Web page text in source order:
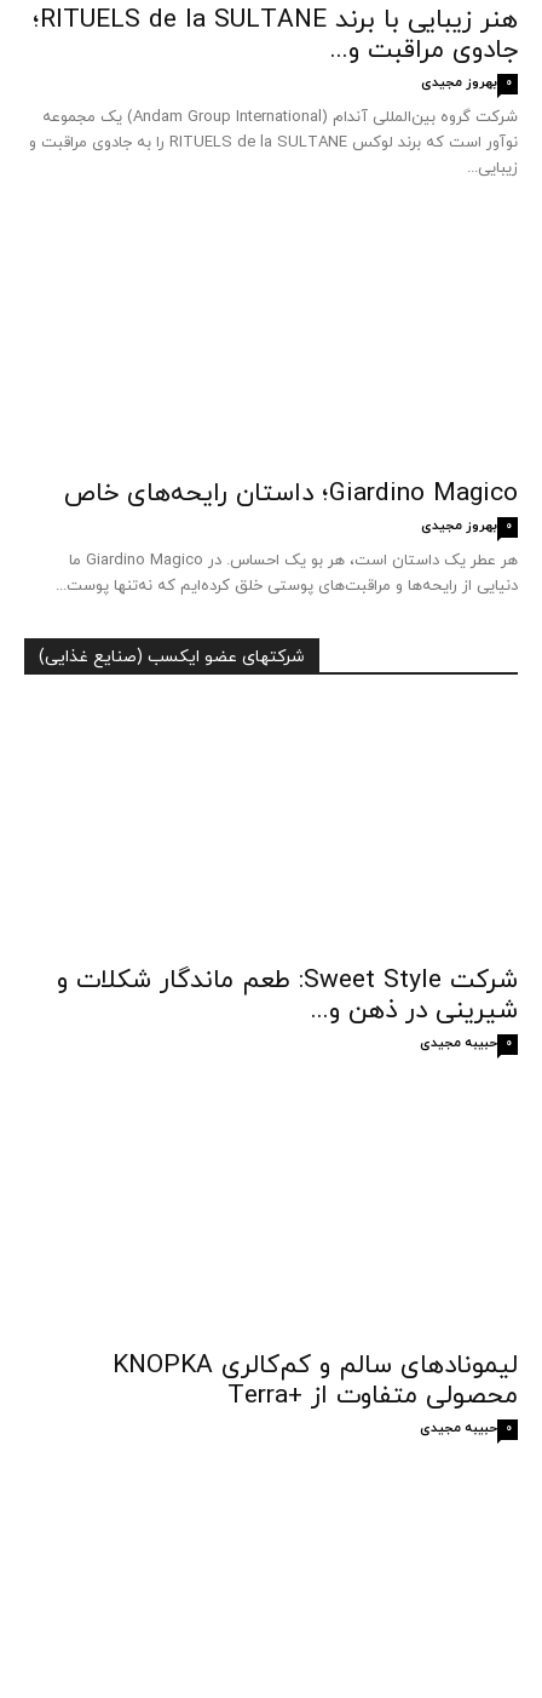
هنر زیبایی با برند RITUELS de la SULTANE؛
جادوی مراقبت و...
بهروز مجیدی 0
شرکت گروه بین‌المللی آندام (Andam Group International) یک مجموعه
نوآور است که برند لوکس RITUELS de la SULTANE را به جادوی مراقبت و
زیبایی...
Giardino Magico؛ داستان رایحه‌های خاص
بهروز مجیدی 0
هر عطر یک داستان است، هر بو یک احساس. در Giardino Magico ما
دنیایی از رایحه‌ها و مراقبت‌های پوستی خلق کرده‌ایم که نه‌تنها پوست...
شرکتهای عضو ایکسب (صنایع غذایی)
شرکت Sweet Style: طعم ماندگار شکلات و
شیرینی در ذهن و...
حبیبه مجیدی 0
لیمونادهای سالم و کم‌کالری KNOPKA
محصولی متفاوت از +Terra
حبیبه مجیدی 0